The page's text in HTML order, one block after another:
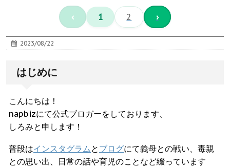
‹ 1 2 ›
2023/08/22
はじめに
こんにちは！
napbizにて公式ブロガーをしております、
しろみと申します！
普段はインスタグラム と ブログにて義母との戦い、毒親
との思い出、日常の話や育児のことなど綴っています